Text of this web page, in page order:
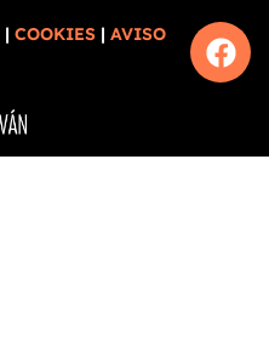
| COOKIES | AVISO